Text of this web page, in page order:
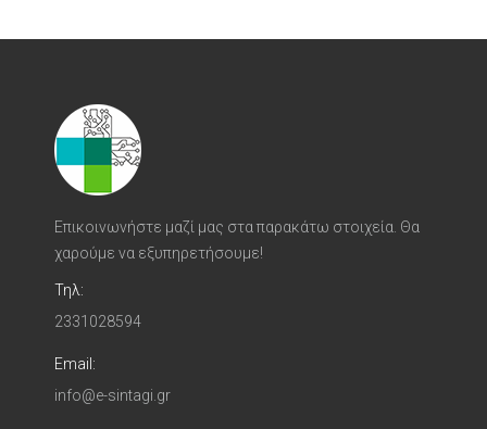
Επικοινωνήστε μαζί μας στα παρακάτω στοιχεία. Θα
χαρούμε να εξυπηρετήσουμε!
Τηλ:
2331028594
Email:
info@e-sintagi.gr